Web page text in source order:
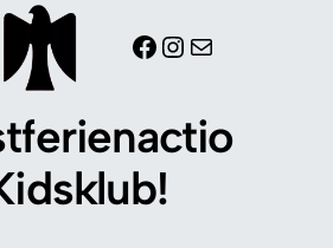
Facebook Instagram E-Mail